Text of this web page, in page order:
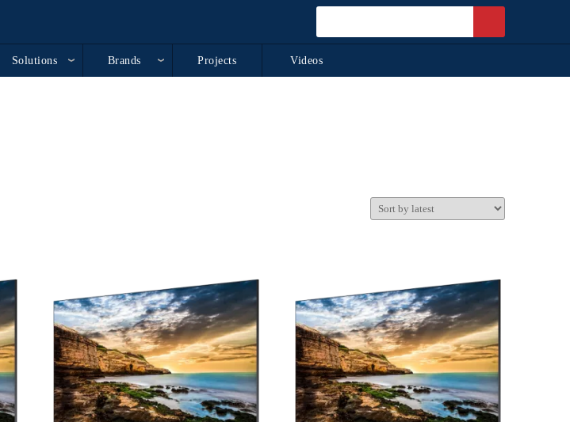
Solutions Brands Projects Videos